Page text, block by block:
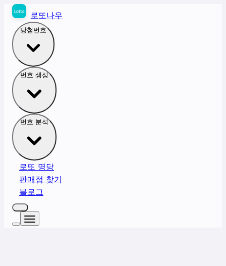
로또나우
당첨번호
번호 생성
번호 분석
로또 명당
판매점 찾기
블로그